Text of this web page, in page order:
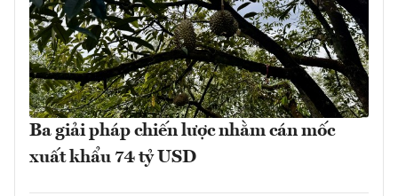
Ba giải pháp chiến lược nhằm cán mốc
xuất khẩu 74 tỷ USD